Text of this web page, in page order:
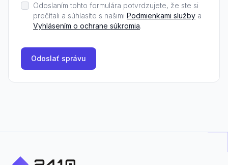
Odoslaním tohto formulára potvrdzujete, že ste si
prečítali a súhlasíte s našimi Podmienkami služby a
Vyhlásením o ochrane súkromia.
Odoslať správu